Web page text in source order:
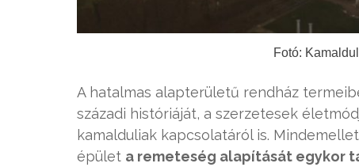
Fotó:
A hatalmas alapterületű rendház
századi históriáját, a szerzetesek
kamalduliak kapcsolatáról is.
épület a remeteség alapítását egykor